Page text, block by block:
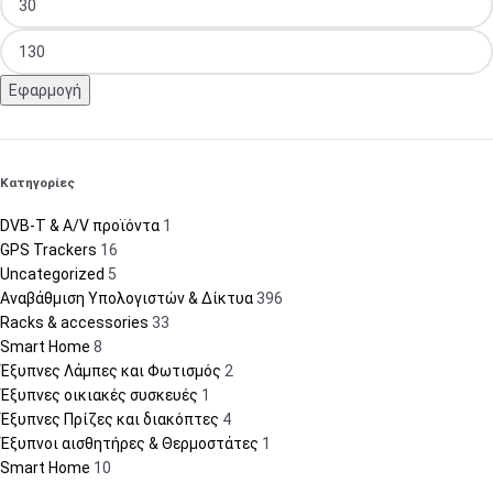
Εφαρμογή
Κατηγορίες
DVB-T & A/V προϊόντα 1
GPS Trackers 16
Uncategorized 5
Αναβάθμιση Υπολογιστών & Δίκτυα 396
Racks & accessories 33
Smart Home 8
Έξυπνες Λάμπες και Φωτισμός 2
Έξυπνες οικιακές συσκευές 1
Έξυπνες Πρίζες και διακόπτες 4
Έξυπνοι αισθητήρες & Θερμοστάτες 1
Smart Home 10